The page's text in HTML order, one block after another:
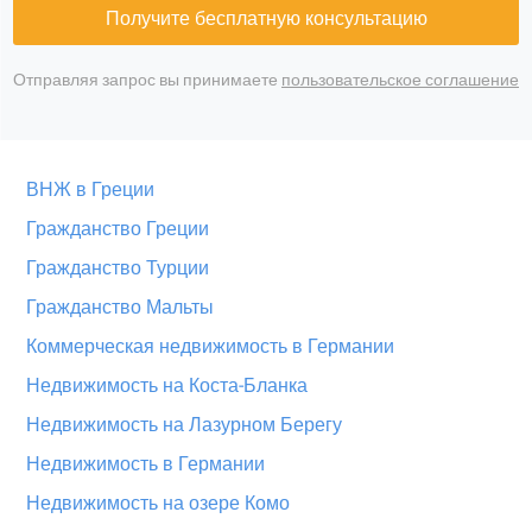
Получите бесплатную консультацию
Отправляя запрос вы принимаете пользовательское соглашение
ВНЖ в Греции
Гражданство Греции
Гражданство Турции
Гражданство Мальты
Коммерческая недвижимость в Германии
Недвижимость на Коста-Бланка
Недвижимость на Лазурном Берегу
Недвижимость в Германии
Недвижимость на озере Комо